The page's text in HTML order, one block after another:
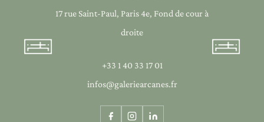
17 rue Saint-Paul, Paris 4e, Fond de cour à
droite
+33 1 40 33 17 01
infos@galeriearcanes.fr